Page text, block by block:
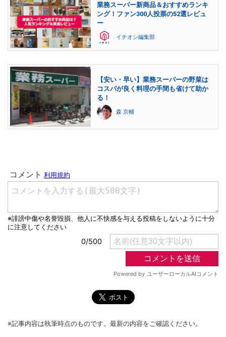
業務スーパー新商品＆おすすめランキ
ング！ファン300人投票の52選レビュ
ー
イチオシ編集部
【安い・早い】業務スーパーの野菜は
コスパが良く料理の手間も省けて助か
る！
森 京輔
※記事内容は執筆時点のものです。最新の内容をご確認ください。